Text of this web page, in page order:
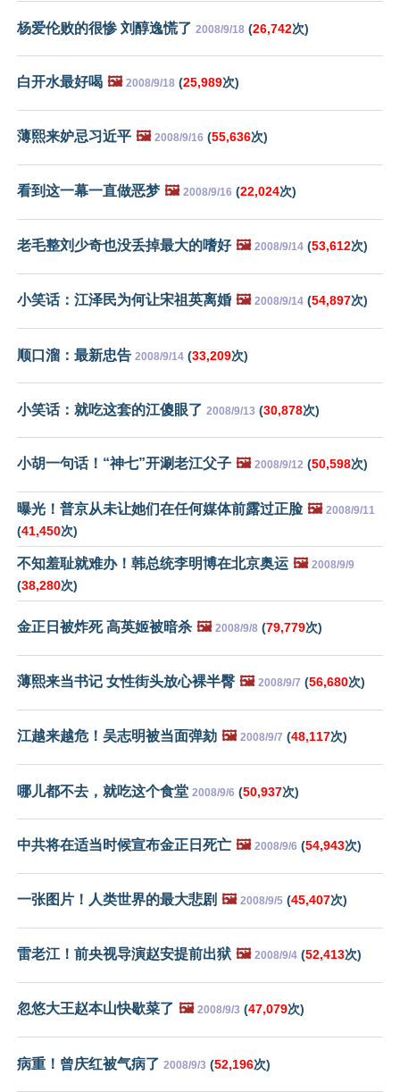
杨爱伦败的很惨 刘醇逸慌了 2008/9/18 (26,742次)
白开水最好喝 🖼️ 2008/9/18 (25,989次)
薄熙来妒忌习近平 🖼️ 2008/9/16 (55,636次)
看到这一幕一直做恶梦 🖼️ 2008/9/16 (22,024次)
老毛整刘少奇也没丢掉最大的嗜好 🖼️ 2008/9/14 (53,612次)
小笑话：江泽民为何让宋祖英离婚 🖼️ 2008/9/14 (54,897次)
顺口溜：最新忠告 2008/9/14 (33,209次)
小笑话：就吃这套的江傻眼了 2008/9/13 (30,878次)
小胡一句话！“神七”开涮老江父子 🖼️ 2008/9/12 (50,598次)
曝光！普京从未让她们在任何媒体前露过正脸 🖼️ 2008/9/11
(41,450次)
不知羞耻就难办！韩总统李明博在北京奥运 🖼️ 2008/9/9
(38,280次)
金正日被炸死 高英姬被暗杀 🖼️ 2008/9/8 (79,779次)
薄熙来当书记 女性街头放心裸半臀 🖼️ 2008/9/7 (56,680次)
江越来越危！吴志明被当面弹劾 🖼️ 2008/9/7 (48,117次)
哪儿都不去，就吃这个食堂 2008/9/6 (50,937次)
中共将在适当时候宣布金正日死亡 🖼️ 2008/9/6 (54,943次)
一张图片！人类世界的最大悲剧 🖼️ 2008/9/5 (45,407次)
雷老江！前央视导演赵安提前出狱 🖼️ 2008/9/4 (52,413次)
忽悠大王赵本山快歇菜了 🖼️ 2008/9/3 (47,079次)
病重！曾庆红被气病了 2008/9/3 (52,196次)